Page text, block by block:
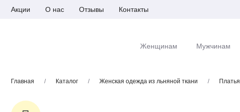
Акции О нас Отзывы Контакты
Женщинам Мужчинам
Главная / Каталог / Женская одежда из льняной ткани / Платья